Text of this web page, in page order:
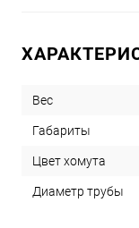
Вес
Габариты
Цвет хомута
Диаметр трубы